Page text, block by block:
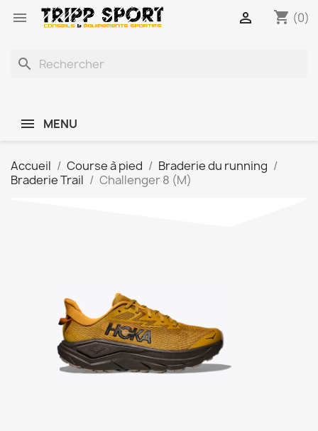
 shopping_cart (0)

search
MENU
Accueil Course à pied
Braderie du running
Braderie Trail
Challenger 8 (M)